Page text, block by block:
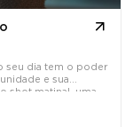
seu dia tem o poder
e sua
shot matinal, uma